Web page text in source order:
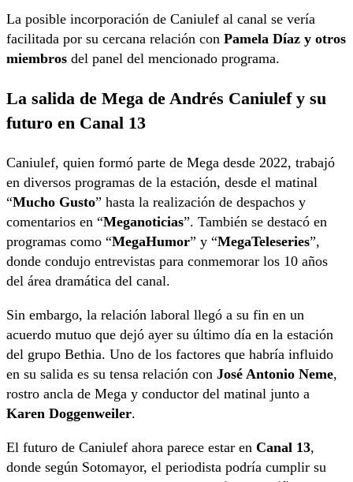
La posible incorporación de Caniulef al canal se vería
facilitada por su cercana relación con Pamela Díaz y otros
miembros del panel del mencionado programa.
La salida de Mega de Andrés Caniulef y su
futuro en Canal 13
Caniulef, quien formó parte de Mega desde 2022, trabajó
en diversos programas de la estación, desde el matinal
“Mucho Gusto” hasta la realización de despachos y
comentarios en “Meganoticias”. También se destacó en
programas como “MegaHumor” y “MegaTeleseries”,
donde condujo entrevistas para conmemorar los 10 años
del área dramática del canal.
Sin embargo, la relación laboral llegó a su fin en un
acuerdo mutuo que dejó ayer su último día en la estación
del grupo Bethia. Uno de los factores que habría influido
en su salida es su tensa relación con José Antonio Neme,
rostro ancla de Mega y conductor del matinal junto a
Karen Doggenweiler.
El futuro de Caniulef ahora parece estar en Canal 13,
donde según Sotomayor, el periodista podría cumplir su